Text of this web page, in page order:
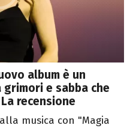
album è un
e sabba che
recensione
musica con "Magia